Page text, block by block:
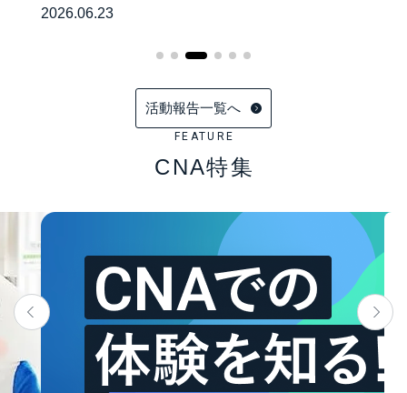
2026.06.23
活動報告一覧へ
FEATURE
CNA特集